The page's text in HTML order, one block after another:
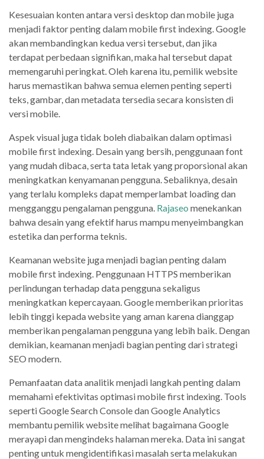
Kesesuaian konten antara versi desktop dan mobile juga
menjadi faktor penting dalam mobile first indexing. Google
akan membandingkan kedua versi tersebut, dan jika
terdapat perbedaan signifikan, maka hal tersebut dapat
memengaruhi peringkat. Oleh karena itu, pemilik website
harus memastikan bahwa semua elemen penting seperti
teks, gambar, dan metadata tersedia secara konsisten di
versi mobile.
Aspek visual juga tidak boleh diabaikan dalam optimasi
mobile first indexing. Desain yang bersih, penggunaan font
yang mudah dibaca, serta tata letak yang proporsional akan
meningkatkan kenyamanan pengguna. Sebaliknya, desain
yang terlalu kompleks dapat memperlambat loading dan
mengganggu pengalaman pengguna. Rajaseo menekankan
bahwa desain yang efektif harus mampu menyeimbangkan
estetika dan performa teknis.
Keamanan website juga menjadi bagian penting dalam
mobile first indexing. Penggunaan HTTPS memberikan
perlindungan terhadap data pengguna sekaligus
meningkatkan kepercayaan. Google memberikan prioritas
lebih tinggi kepada website yang aman karena dianggap
memberikan pengalaman pengguna yang lebih baik. Dengan
demikian, keamanan menjadi bagian penting dari strategi
SEO modern.
Pemanfaatan data analitik menjadi langkah penting dalam
memahami efektivitas optimasi mobile first indexing. Tools
seperti Google Search Console dan Google Analytics
membantu pemilik website melihat bagaimana Google
merayapi dan mengindeks halaman mereka. Data ini sangat
penting untuk mengidentifikasi masalah serta melakukan